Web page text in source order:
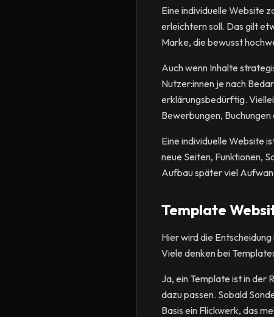
Eine individuelle Website
erleichtern soll. Das gilt
Marke, die bewusst
Auch wenn Inhalte
Nutzer:innen je nach
erklärungsbedürftig.
Bewerbungen,
Eine individuelle Website
neue Seiten, Funktionen,
Aufbau später viel
Template
Hier wird die
Viele denken bei
Ja, ein Template ist in der
dazu passen. Sobald
Basis ein Flickwerk, das